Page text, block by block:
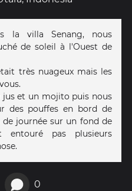
la villa Senang, nous
de soleil à l'Ouest de
très nuageux mais les
jus et un mojito puis nous
des pouffes en bord de
journée sur un fond de
entouré pas plusieurs
0